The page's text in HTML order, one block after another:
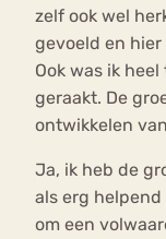
zelf ook wel
gevoeld en
Ook was ik
geraakt. De
ontwikkelen
Ja, ik heb de
als erg
om een